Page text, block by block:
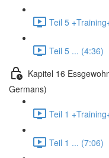
Teil 5
Teil 5 ... (4:36)
Kapitel 16
Germans)
Teil 1
Teil 1 ... (7:06)